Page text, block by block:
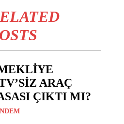
ARAÇ
ÇIKTI MI?